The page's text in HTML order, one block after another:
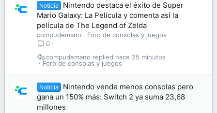
Noticia
Nintendo destaca el éxito de Super
Mario Galaxy: La Película y comenta así la
película de The Legend of Zelda
compudemano
Foro de consolas y juegos
0
Foro de consolas y juegos
hace 25 minutos
compudemano
Noticia
Nintendo vende menos consolas pero
gana un 150% más: Switch 2 ya suma 23,68
millones